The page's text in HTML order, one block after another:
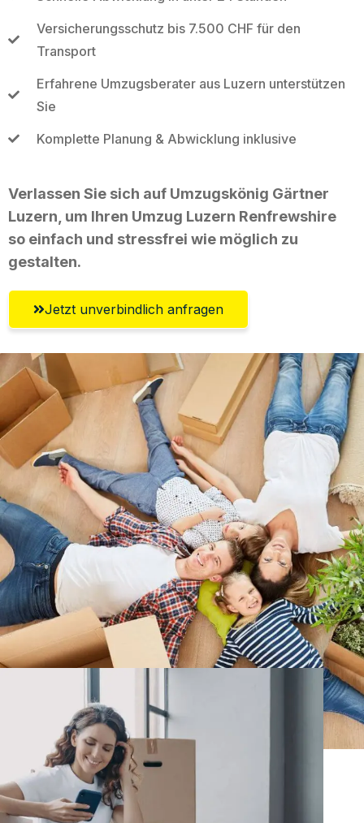
Versicherungsschutz bis 7.500 CHF für den
Transport
Erfahrene Umzugsberater aus Luzern unterstützen
Sie
Komplette Planung & Abwicklung inklusive
Verlassen Sie sich auf Umzugskönig Gärtner
Luzern, um Ihren Umzug Luzern Renfrewshire
so einfach und stressfrei wie möglich zu
gestalten.
Jetzt unverbindlich anfragen